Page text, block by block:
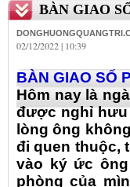
BÀN GIAO
02/12/2022 | 10:39
BÀN GIAO SỐ
Hôm nay là
được nghỉ hưu
lòng ông
đi quen thuộc,
vào ký ức
phòng của